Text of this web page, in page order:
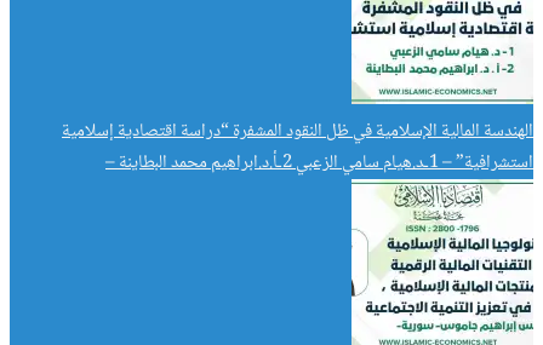
الهندسة المالية الإسلامية في ظل النقود المشفرة “دراسة اقتصادية إسلامية
استشرافية” – 1ـد.هيام سامي الزعبي 2ـأ.د.ابراهيم محمد البطاينة –